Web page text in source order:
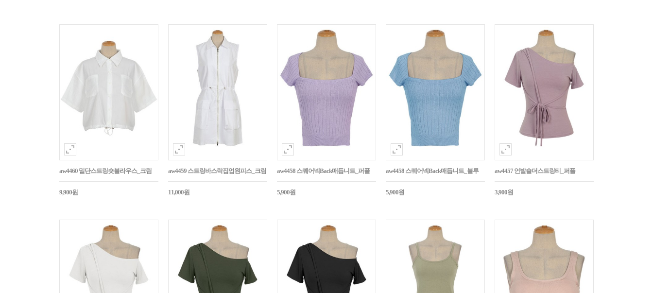
aw4460 밑단스트링숏블라우스_크림
9,900원
aw4459 스트링바스락집업원피스_크림
11,000원
aw4458 스퀘어넥Back매듭니트_퍼플
5,900원
aw4458 스퀘어넥Back매듭니트_블루
5,900원
aw4457 언발숄더스트링티_퍼플
3,900원